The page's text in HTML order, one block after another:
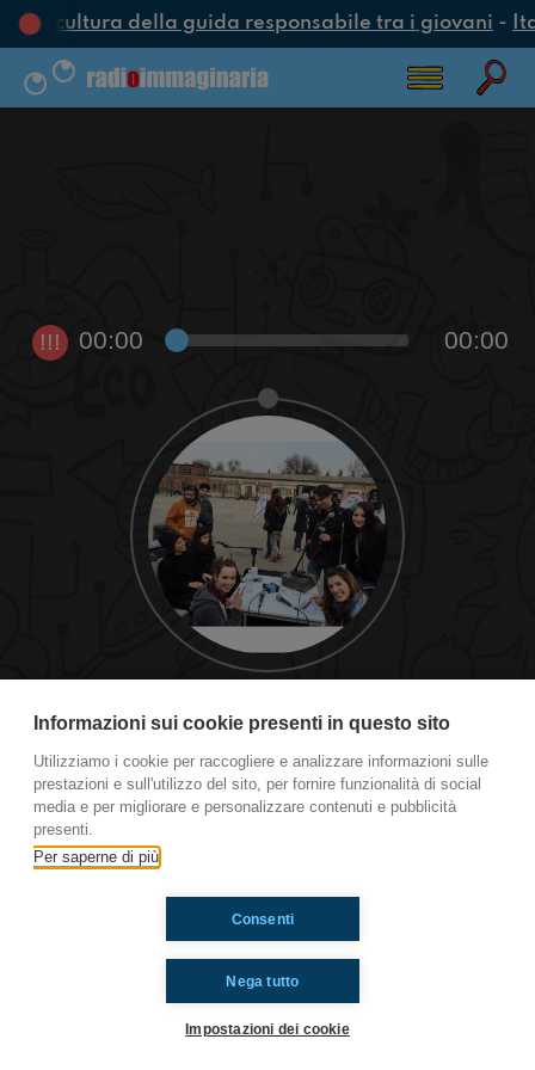
cultura della guida responsabile tra i giovani-
!!! 00:00 00:00
#RCity Notturno IN MI
Ti è piaciuto? Condividilo!
Informazioni sui cookie presenti in questo sito
Utilizziamo i cookie per raccogliere e analizzare informazioni sulle
prestazioni e sull'utilizzo del sito, per fornire funzionalità di social
media e per migliorare e personalizzare contenuti e pubblicità
presenti.
Per saperne di più
Nega tutto
Consenti
Impostazioni dei cookie